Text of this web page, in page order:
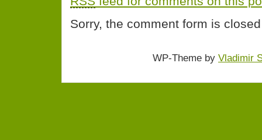
Sorry, the comment form is
WP-Theme by Vladimir